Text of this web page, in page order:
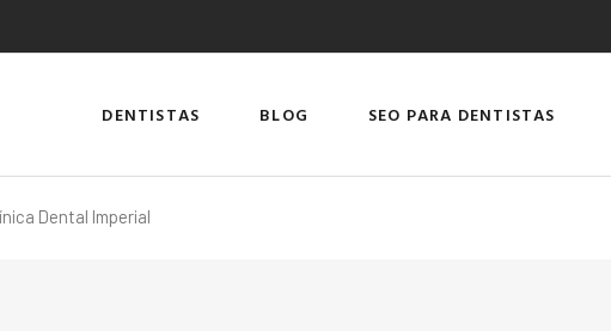
DENTISTAS BLOG SEO PARA DENTISTAS
Dental Imperial